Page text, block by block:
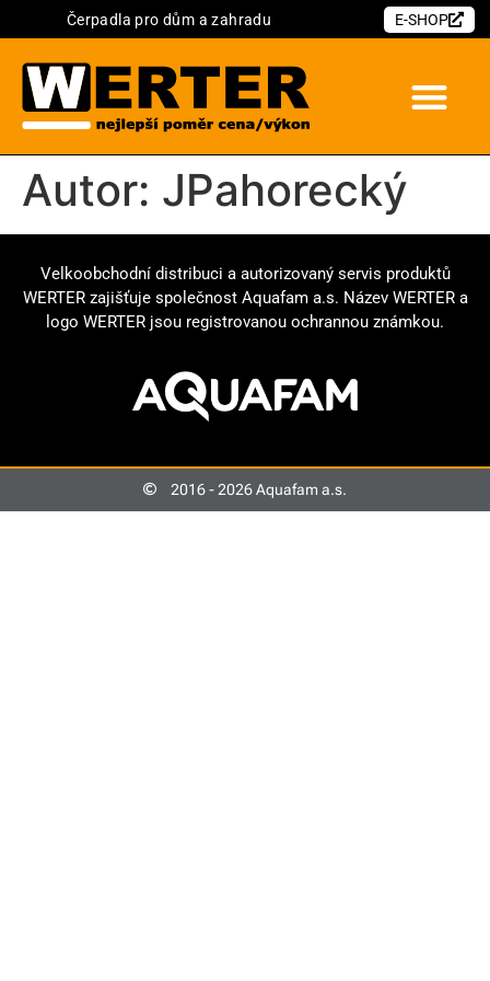
Čerpadla pro dům a zahradu E-SHOP
Autor: JPahorecký
Velkoobchodní distribuci a autorizovaný servis produktů
WERTER zajišťuje společnost Aquafam a.s. Název WERTER a
logo WERTER jsou registrovanou ochrannou známkou.
2016 - 2026 Aquafam a.s.